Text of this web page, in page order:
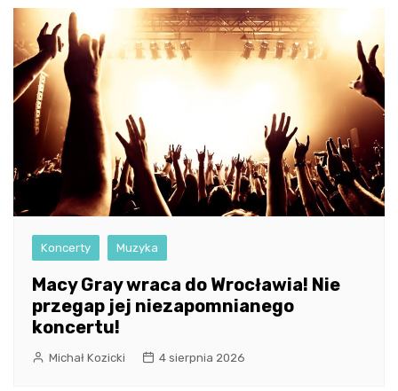
Koncerty Muzyka
Macy Gray wraca do Wrocławia! Nie
przegap jej niezapomnianego
koncertu!
Michał Kozicki 4 sierpnia 2026